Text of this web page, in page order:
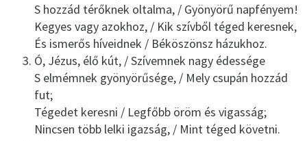
S hozzád térőknek oltalma, / Gyönyörű napfényem!
Kegyes vagy azokhoz, / Kik szívből téged keresnek,
És ismerős híveidnek / Béköszönsz házukhoz.
Ó, Jézus, élő kút, / Szívemnek nagy édessége
S elmémnek gyönyörűsége, / Mely csupán hozzád
fut;
Tégedet keresni / Legfőbb öröm és vigasság;
Nincsen több lelki igazság, / Mint téged követni.